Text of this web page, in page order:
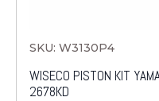
SKU: W3130P4
WISECO PISTON KIT
2678KD